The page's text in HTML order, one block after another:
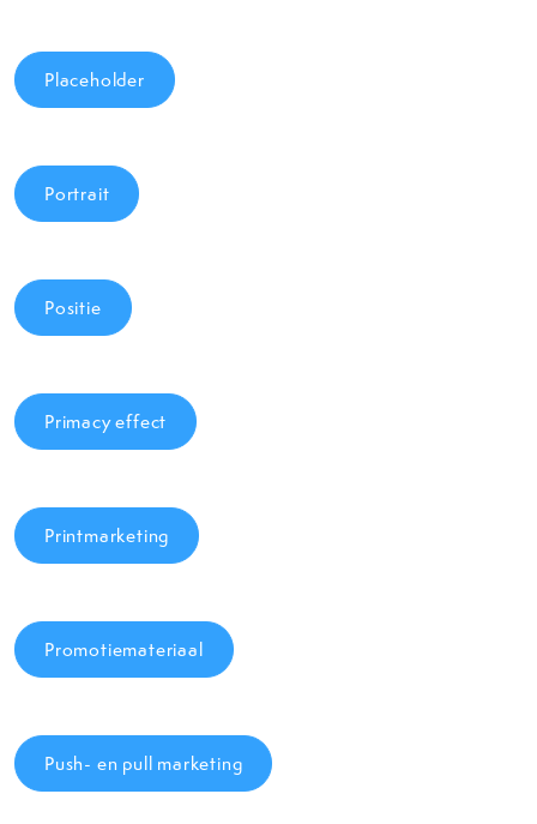
Placeholder
Portrait
Positie
Primacy effect
Printmarketing
Promotiemateriaal
Push- en pull marketing